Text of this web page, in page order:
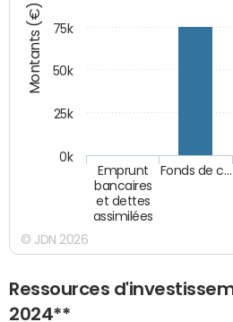
Montants (€)
Emprunt
bancaires
et dettes
assimilées
Fonds de c…
0k
25k
50k
75k
© JDN 2026
Ressources
2024**